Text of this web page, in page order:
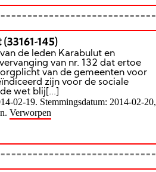
145)
de leden Karabulut en
van nr. 132 dat ertoe
van de gemeenten voor
zijn voor de sociale
wet blij[...]
02-19. Stemmingsdatum: 2014-02-20,
Verworpen